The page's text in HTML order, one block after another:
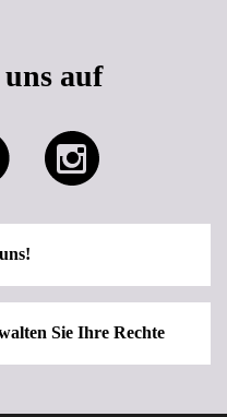
uns auf
Sie Ihre Rechte